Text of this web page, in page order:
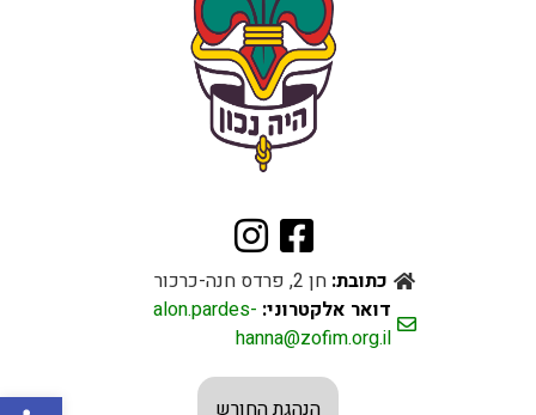
כתובת: חן 2, פרדס חנה-כרכור
דואר אלקטרוני: alon.pardes-
hanna@zofim.org.il
הנהגת החורש